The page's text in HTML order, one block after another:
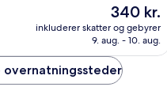
Prisen
340 kr.
340 kr.
inkluderer skatter og gebyrer
9. aug. - 10. aug.
overnatningssteder